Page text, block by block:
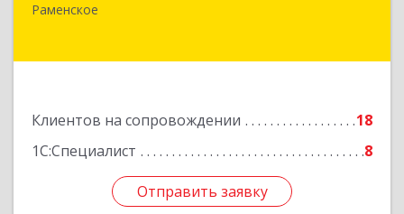
Раменское
Клиентов на сопровождении
18
1С:Специалист
8
Отправить заявку
Гжельского Кирпичного Завода п, дом № 11,
Отправить заявку